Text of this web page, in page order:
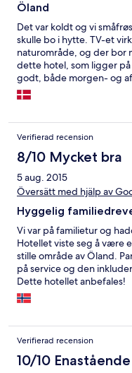
Öland
Det var koldt og vi
skulle bo i hytte. TV-et
naturområde, og der bor
dette hotel, som ligger
godt, både morgen- og
og en imødekommende
væk fra den store
Verifierad recension
8/10 Mycket bra
5 aug. 2015
Översätt med hjälp av
Hyggelig
Vi var på familietur og
Hotellet viste seg å være
stille område av Öland.
på service og den
Dette hotellet anbefales!
Verifierad recension
10/10 Enastående